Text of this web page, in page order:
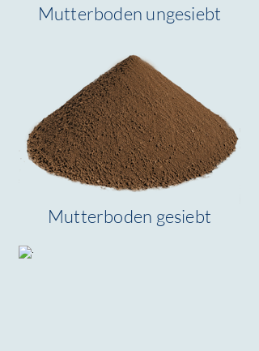
Mutterboden ungesiebt
Mutterboden gesiebt